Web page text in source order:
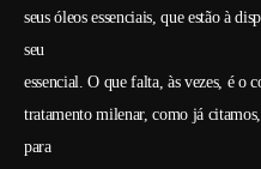
seus óleos essenciais, que estão à
seu
essencial. O que falta, às vezes, é o
tratamento milenar, como já
para